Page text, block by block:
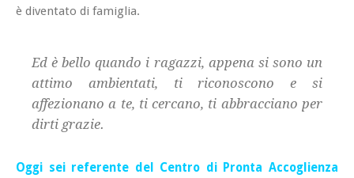
è diventato di famiglia.
Ed è bello quando i ragazzi, appena si sono un
attimo ambientati, ti riconoscono e si
affezionano a te, ti cercano, ti abbracciano per
dirti grazie.
Oggi sei referente del Centro di Pronta Accoglienza